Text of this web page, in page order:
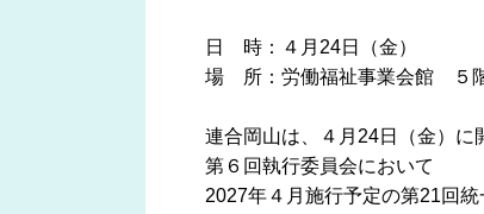
日 時：４月24日（金）
場 所：労働福祉事業会館 ５
連合岡山は、４月24日（金）に
第６回執行委員会において
2027年４月施行予定の第21回